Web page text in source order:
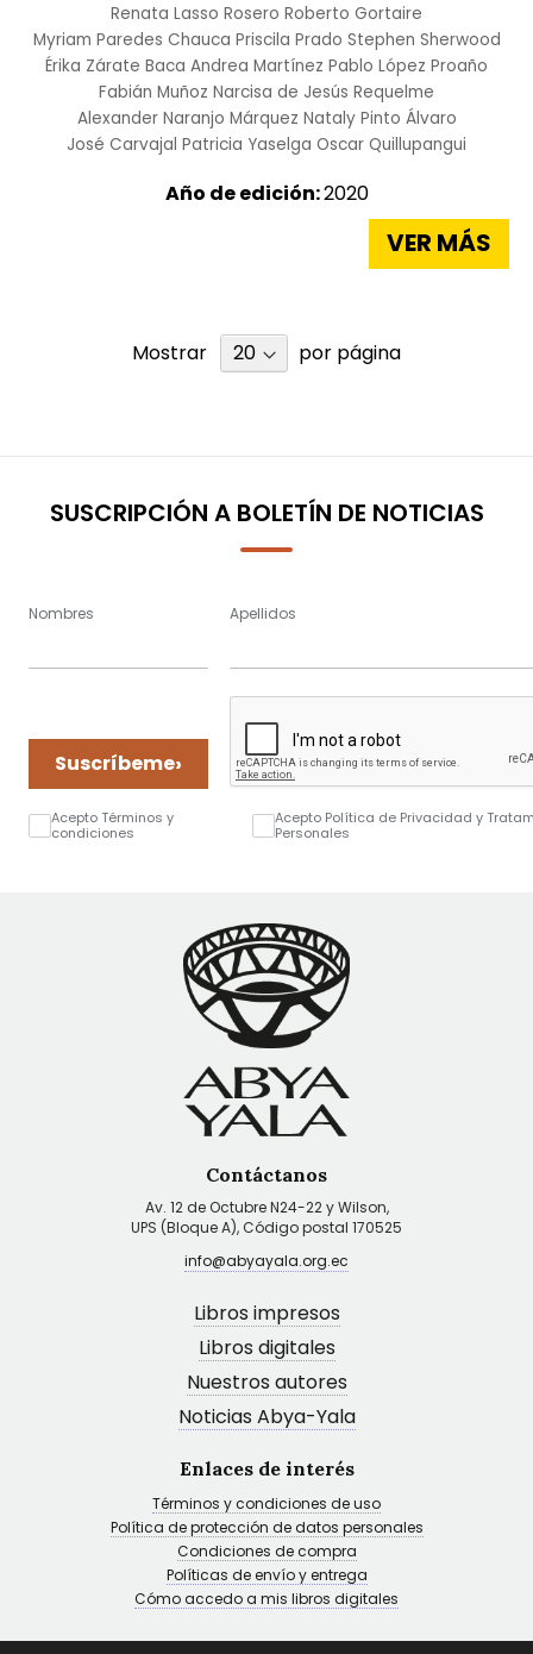
Renata Lasso Rosero Roberto Gortaire
Myriam Paredes Chauca Priscila Prado Stephen Sherwood
Érika Zárate Baca Andrea Martínez Pablo López Proaño
Fabián Muñoz Narcisa de Jesús Requelme
Alexander Naranjo Márquez Nataly Pinto Álvaro
José Carvajal Patricia Yaselga Oscar Quillupangui
Año de edición:2020
VER MÁS
Mostrar por página
SUSCRIPCIÓN A BOLETÍN DE NOTICIAS
Nombres Apellidos
Suscríbeme›
Acepto Términos y
condiciones
Acepto Política de Privacidad y
Personales
Contáctanos
Av. 12 de Octubre N24-22 y Wilson,
UPS (Bloque A), Código postal 170525
info@abyayala.org.ec
Libros impresos
Libros digitales
Nuestros autores
Noticias Abya-Yala
Enlaces de interés
Términos y condiciones de uso
Política de protección de datos personales
Condiciones de compra
Políticas de envío y entrega
Cómo accedo a mis libros digitales